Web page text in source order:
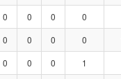
0 0 0 0
0 0 0 0
0 0 0 1